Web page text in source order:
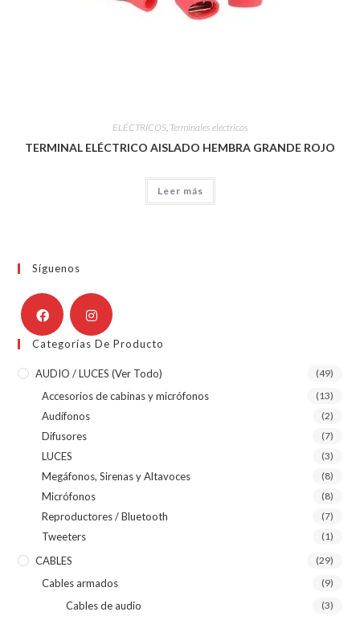
ELÉCTRICOS, Terminales eléctricos
TERMINAL ELÉCTRICO AISLADO HEMBRA GRANDE ROJO
Leer más
Síguenos
Categorías De Producto
AUDIO / LUCES (ver Todo) (49)
Accesorios de cabinas y micrófonos (13)
Audífonos (2)
Difusores (7)
LUCES (3)
Megáfonos, Sirenas y Altavoces (8)
Micrófonos (8)
Reproductores / Bluetooth (7)
Tweeters (1)
CABLES (29)
Cables armados (9)
Cables de audio (3)